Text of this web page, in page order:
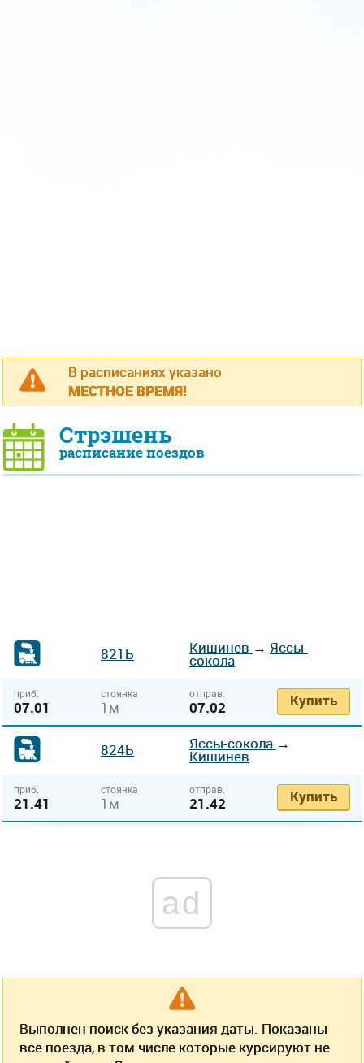
В расписаниях указано
МЕСТНОЕ ВРЕМЯ!
Стрэшень
расписание поездов
821Ь Кишинев → Яссы-
сокола
приб.
07.01
стоянка
1м
отправ.
07.02 Купить
824Ь Яссы-сокола →
Кишинев
приб.
21.41
стоянка
1м
отправ.
21.42 Купить
ad
Выполнен поиск без указания даты. Показаны
все поезда, в том числе которые курсируют не